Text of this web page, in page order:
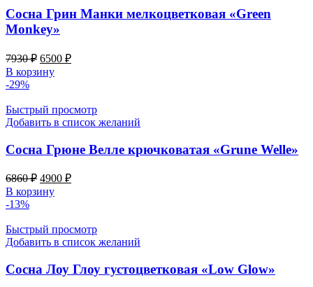
Сосна Грин Манки мелкоцветковая «Green
Monkey»
7930₽ Первоначальная
цена
составляла
6500 ₽Текущая
В корзину
-29%
Быстрый просмотр
Добавить в список желаний
Сосна Грюне Велле крючковатая «Grune Welle»
6860₽ Первоначальная
цена
составляла
4900 ₽Текущая
В корзину
-13%
Быстрый просмотр
Добавить в список желаний
Сосна Лоу Глоу густоцветковая «Low Glow»